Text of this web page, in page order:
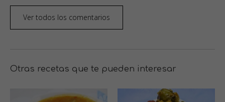
Ver todos los comentarios
Otras recetas que te pueden interesar